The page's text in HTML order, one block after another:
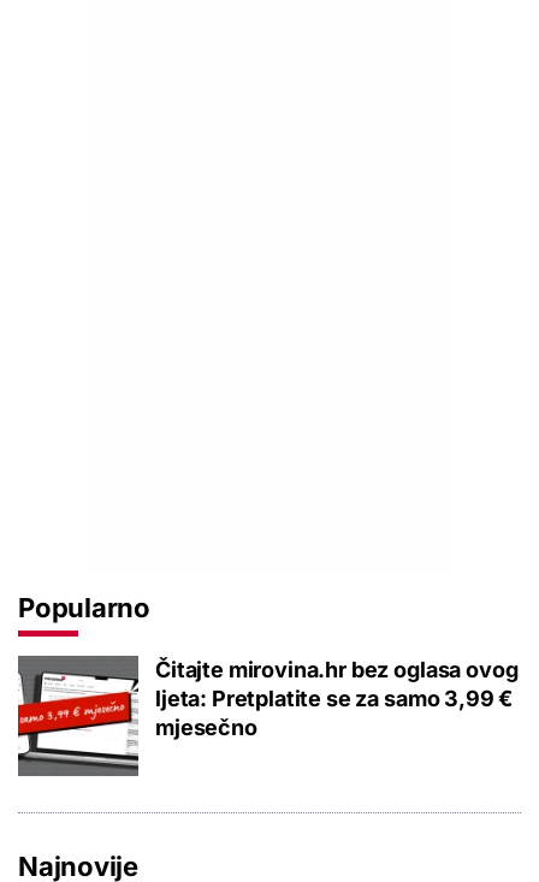
Popularno
Čitajte mirovina.hr bez oglasa ovog
ljeta: Pretplatite se za samo 3,99 €
mjesečno
Najnovije